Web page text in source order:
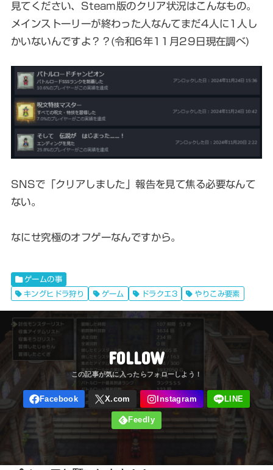
見てください、Steam版のクリア状況はこんなもの。
メインストーリーが終わった人なんてまだ4人に1人し
かいないんですよ？？(令和6年11月29日現在調べ)
SNSで「クリアしました」報告を見て焦る必要なんて
ない。
なにせ究極のオフゲーなんですから。
ゲームの事
キングヒドラ狩り
ゲーム ドラクエ3 やりこみ要素
FOLLOW